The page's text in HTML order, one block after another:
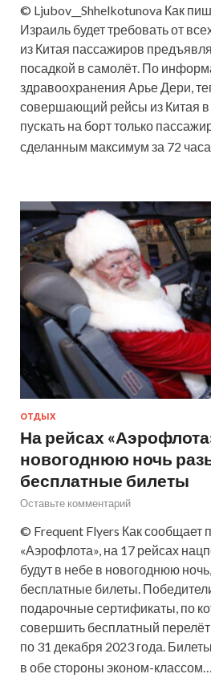
© Ljubov__Shhelkotunova Как
Израиль будет требовать от
из Китая пассажиров
посадкой в самолёт. По
здравоохранения Арье Дери,
совершающий рейсы из Китая в
пускать на борт только
сделанным максимум за 72
ОТДЫХ
На рейсах
новогоднюю ночь
бесплатные билеты
Оставьте комментарий
© Frequent Flyers Как сообщает
«Аэрофлота», на 17 рейсах
будут в небе в новогоднюю
бесплатные билеты.
подарочные сертификаты, по
совершить бесплатный
по 31 декабря 2023 года.
в обе стороны эконом-классом…